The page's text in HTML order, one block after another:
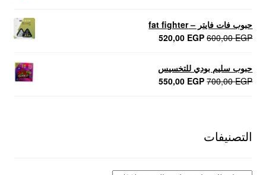
حبوب فات فايتر – fat fighter
600,00EGP
السعر
600,00 EGP.
520,00 EGP
السعر
520,00 EGP.
حبوب سليم بودي للتخسيس
700,00EGP
السعر550,00 EGP
السعر
التصنيفات